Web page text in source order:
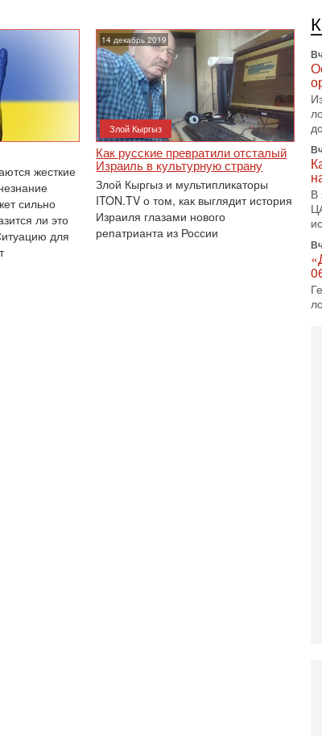
жесткие
сильно
ли это
для
14 декабрь 2019
Злой Кыргыз
Как русские превратили отсталый
Израиль в культурную страну
Злой Кыргыз и мультипликаторы
ITON.TV о том, как выглядит история
Израиля глазами нового
репатрианта из России
В